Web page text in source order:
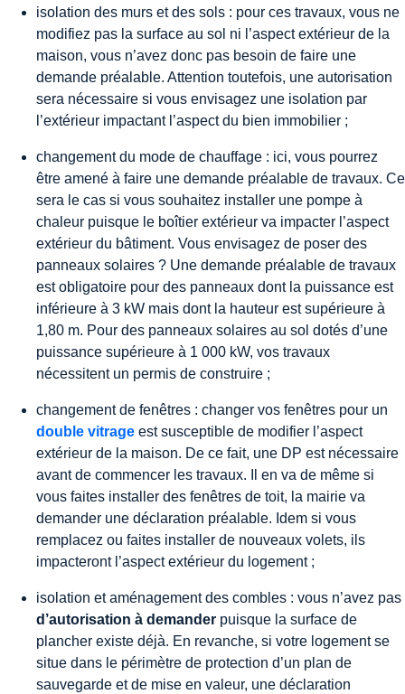
isolation des murs et des sols : pour ces travaux, vous ne
modifiez pas la surface au sol ni l’aspect extérieur de la
maison, vous n’avez donc pas besoin de faire une
demande préalable. Attention toutefois, une autorisation
sera nécessaire si vous envisagez une isolation par
l’extérieur impactant l’aspect du bien immobilier ;
changement du mode de chauffage : ici, vous pourrez
être amené à faire une demande préalable de travaux. Ce
sera le cas si vous souhaitez installer une pompe à
chaleur puisque le boîtier extérieur va impacter l’aspect
extérieur du bâtiment. Vous envisagez de poser des
panneaux solaires ? Une demande préalable de travaux
est obligatoire pour des panneaux dont la puissance est
inférieure à 3 kW mais dont la hauteur est supérieure à
1,80 m. Pour des panneaux solaires au sol dotés d’une
puissance supérieure à 1 000 kW, vos travaux
nécessitent un permis de construire ;
changement de fenêtres : changer vos fenêtres pour un
double vitrage est susceptible de modifier l’aspect
extérieur de la maison. De ce fait, une DP est nécessaire
avant de commencer les travaux. Il en va de même si
vous faites installer des fenêtres de toit, la mairie va
demander une déclaration préalable. Idem si vous
remplacez ou faites installer de nouveaux volets, ils
impacteront l’aspect extérieur du logement ;
isolation et aménagement des combles : vous n’avez pas
d’autorisation à demander puisque la surface de
plancher existe déjà. En revanche, si votre logement se
situe dans le périmètre de protection d’un plan de
sauvegarde et de mise en valeur, une déclaration